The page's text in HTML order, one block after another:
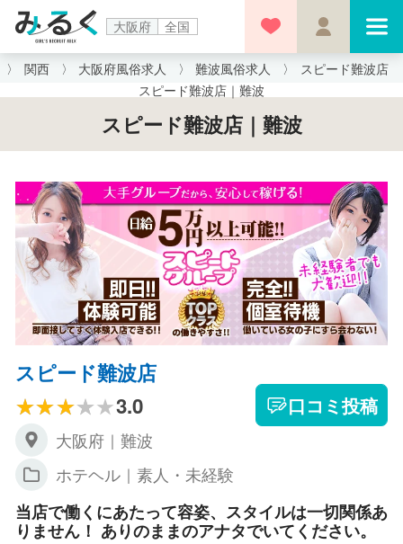
大阪府 全国
関西 大阪府風俗求人 難波風俗求人
スピード難波店
スピード難波店｜難波
スピード難波店｜難波
スピード難波店
3.0
口コミ投稿
大阪府｜難波
ホテヘル｜素人・未経験
当店で働くにあたって容姿、スタイルは一切関係あ
りません！ ありのままのアナタでいてください。